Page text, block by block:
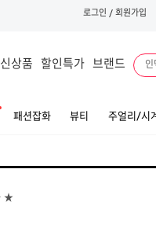
로그인 / 회원가입
신상품 할인특가 브랜드
패션잡화 뷰티 주얼리/시계